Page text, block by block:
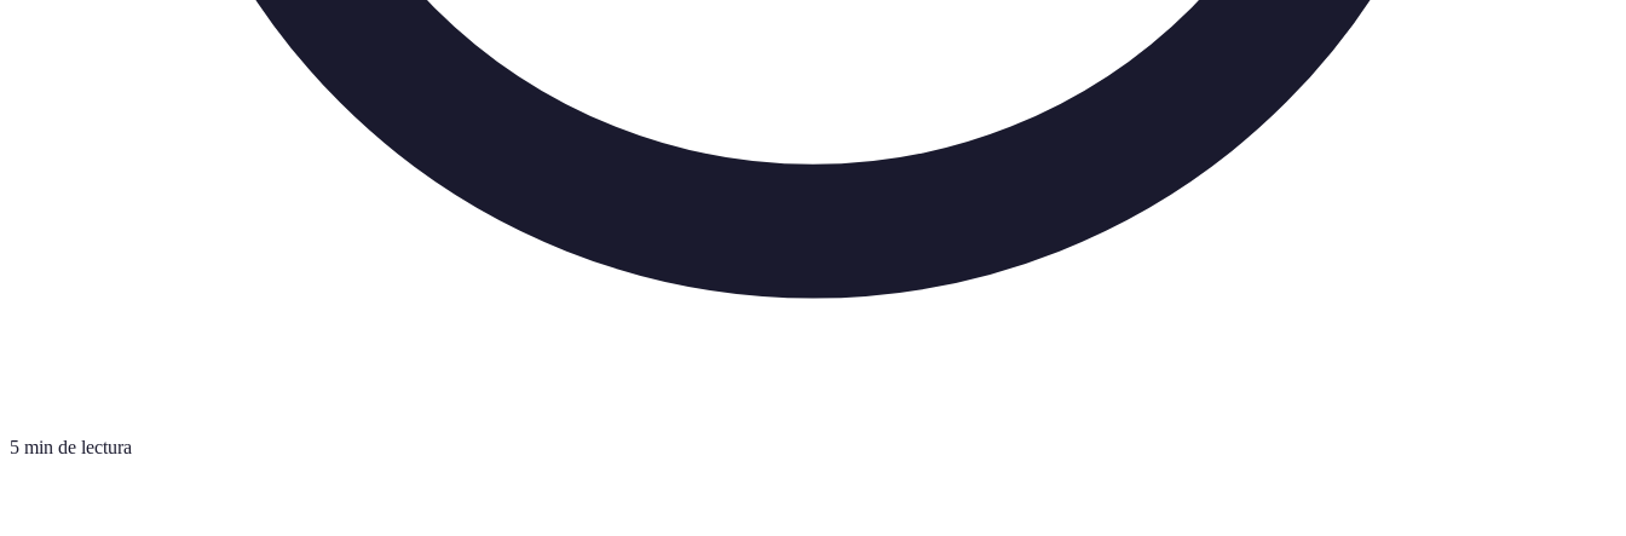
5 min de lectura